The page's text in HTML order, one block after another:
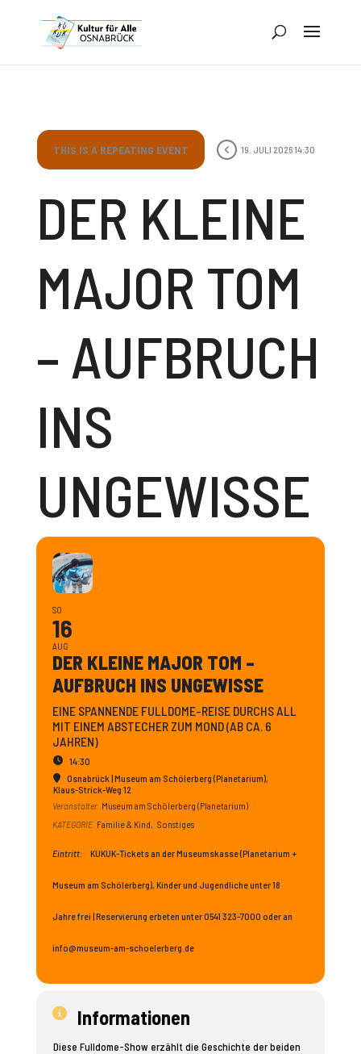
THIS IS A REPEATING EVENT 19. JULI 2026 14:30
DER KLEINE
MAJOR TOM
– AUFBRUCH
INS
UNGEWISSE
SO
16
AUG
DER KLEINE MAJOR TOM –
AUFBRUCH INS UNGEWISSE
EINE SPANNENDE FULLDOME-REISE DURCHS ALL
MIT EINEM ABSTECHER ZUM MOND (AB CA. 6
JAHREN)
14:30
Osnabrück | Museum am Schölerberg (Planetarium),
Klaus-Strick-Weg 12
Veranstalter Museum am Schölerberg (Planetarium)
KATEGORIE Familie & Kind, Sonstiges
Eintritt: KUKUK-Tickets an der Museumskasse (Planetarium +
Museum am Schölerberg), Kinder und Jugendliche unter 18
Jahre frei | Reservierung erbeten unter 0541 323-7000 oder an
info@museum-am-schoelerberg.de
Informationen
Diese Fulldome-Show erzählt die Geschichte der beiden